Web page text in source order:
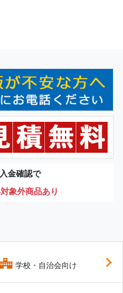
金確認で
象外商品あり
学校・自治会向け